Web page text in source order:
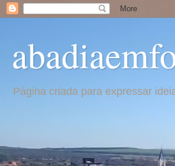
Página criada para expressar